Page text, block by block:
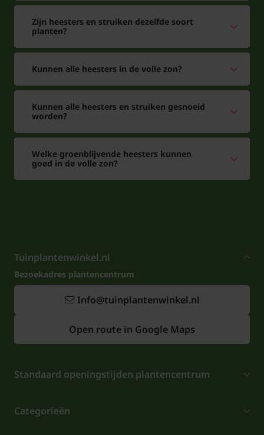
Zijn heesters en struiken dezelfde soort
planten?
Kunnen alle heesters in de volle zon?
Kunnen alle heesters en struiken gesnoeid
worden?
Welke groenblijvende heesters kunnen
goed in de volle zon?
Tuinplantenwinkel.nl
Bezoekadres plantencentrum
Info@tuinplantenwinkel.nl
Open route in Google Maps
Standaard openingstijden plantencentrum
Categorieën